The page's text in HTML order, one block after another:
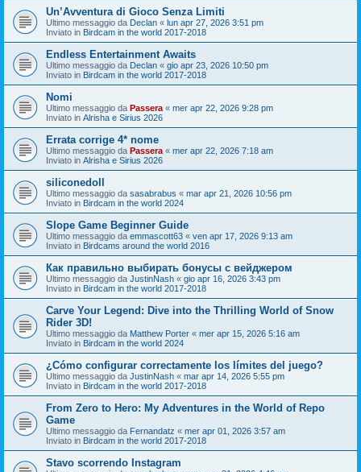
Un’Avventura di Gioco Senza Limiti
Ultimo messaggio da Declan « lun apr 27, 2026 3:51 pm
Inviato in Birdcam in the world 2017-2018
Endless Entertainment Awaits
Ultimo messaggio da Declan « gio apr 23, 2026 10:50 pm
Inviato in Birdcam in the world 2017-2018
Nomi
Ultimo messaggio da Passera « mer apr 22, 2026 9:28 pm
Inviato in Alrisha e Sirius 2026
Errata corrige 4* nome
Ultimo messaggio da Passera « mer apr 22, 2026 7:18 am
Inviato in Alrisha e Sirius 2026
siliconedoll
Ultimo messaggio da sasabrabus « mar apr 21, 2026 10:56 pm
Inviato in Birdcam in the world 2024
Slope Game Beginner Guide
Ultimo messaggio da emmascott63 « ven apr 17, 2026 9:13 am
Inviato in Birdcams around the world 2016
Как правильно выбирать бонусы с вейджером
Ultimo messaggio da JustinNash « gio apr 16, 2026 3:43 pm
Inviato in Birdcam in the world 2017-2018
Carve Your Legend: Dive into the Thrilling World of Snow
Rider 3D!
Ultimo messaggio da Matthew Porter « mer apr 15, 2026 5:16 am
Inviato in Birdcam in the world 2024
¿Cómo configurar correctamente los límites del juego?
Ultimo messaggio da JustinNash « mar apr 14, 2026 5:55 pm
Inviato in Birdcam in the world 2017-2018
From Zero to Hero: My Adventures in the World of Repo
Game
Ultimo messaggio da Fernandatz « mer apr 01, 2026 3:57 am
Inviato in Birdcam in the world 2017-2018
Stavo scorrendo Instagram